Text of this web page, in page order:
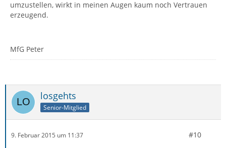
umzustellen, wirkt in meinen Augen kaum noch Vertrauen
erzeugend.
MfG Peter
losgehts
Senior-Mitglied
9. Februar 2015 um 11:37 #10